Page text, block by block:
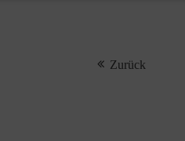
Zurück